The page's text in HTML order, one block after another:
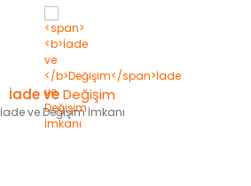
İade veDeğişim
İade ve Değişim İmkanı